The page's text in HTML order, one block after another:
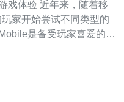
来，随着移
家开始尝试不同类型的
是备受玩家喜爱的一